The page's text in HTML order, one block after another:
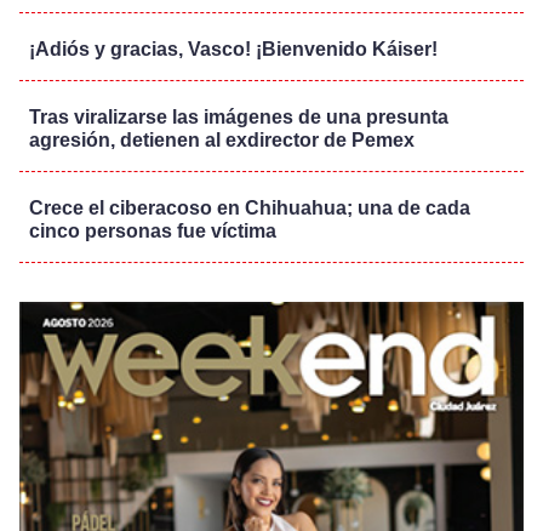
¡Adiós y gracias, Vasco! ¡Bienvenido Káiser!
Tras viralizarse las imágenes de una presunta
agresión, detienen al exdirector de Pemex
Crece el ciberacoso en Chihuahua; una de cada
cinco personas fue víctima